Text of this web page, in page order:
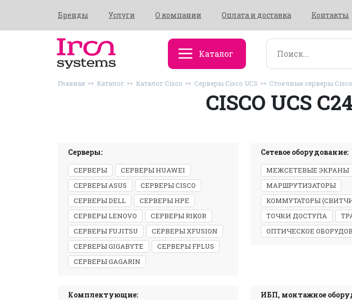
Бренды Услуги О компании Оплата и доставка Контакты
Каталог
Главная Каталог Каталог Cisco Серверы Cisco UCS Стоечные серверы
CISCO UCS
Серверы:
СЕРВЕРЫ
СЕРВЕРЫ HUAWEI
СЕРВЕРЫ ASUS
СЕРВЕРЫ CISCO
СЕРВЕРЫ DELL
СЕРВЕРЫ HPE
СЕРВЕРЫ LENOVO
СЕРВЕРЫ RIKOR
СЕРВЕРЫ FUJITSU
СЕРВЕРЫ XFUSION
СЕРВЕРЫ GIGABYTE
СЕРВЕРЫ FPLUS
СЕРВЕРЫ GAGARIN
Сетевое оборудование:
МЕЖСЕТЕВЫЕ ЭКРАНЫ
МАРШРУТИЗАТОРЫ
КОММУТАТОРЫ
ТОЧКИ ДОСТУПА
ОПТИЧЕСКОЕ
Комплектующие: ИБП, монтажное